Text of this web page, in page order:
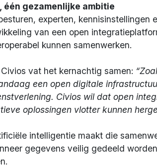
één gezamenlijke ambitie
experten,
van een open
kunnen samenwerken.
vat het kernachtig samen:
een open digitale
Civios wil dat open
oplossingen vlotter kunnen
intelligentie maakt die
gegevens veilig gedeeld